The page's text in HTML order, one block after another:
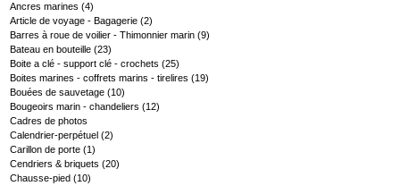
Ancres marines (4)
Article de voyage - Bagagerie (2)
Barres à roue de voilier - Thimonnier marin (9)
Bateau en bouteille (23)
Boite a clé - support clé - crochets (25)
Boites marines - coffrets marins - tirelires (19)
Bouées de sauvetage (10)
Bougeoirs marin - chandeliers (12)
Cadres de photos
Calendrier-perpétuel (2)
Carillon de porte (1)
Cendriers & briquets (20)
Chausse-pied (10)